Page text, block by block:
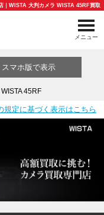
｜WISTA 大判カメラ WISTA 45RF買取
メニュー
スマホ版で表示
WISTA 45RF
規定に基づく表示はこちら